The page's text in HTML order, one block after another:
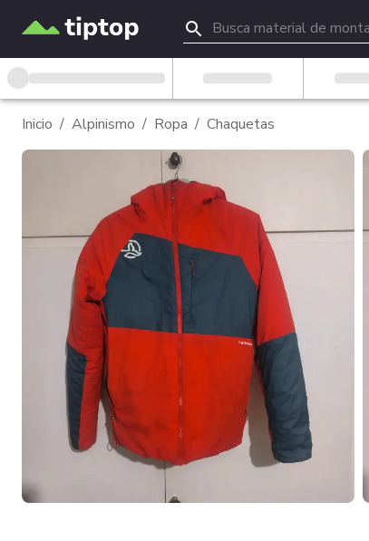
Inicio / Alpinismo / Ropa / Chaquetas